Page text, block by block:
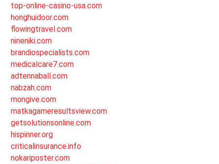
top-online-casino-usa.com
honghuidoor.com
flowingtravel.com
nineniki.com
brandiospecialists.com
medicalcare7.com
adtennaball.com
nabzah.com
mongive.com
matkagameresultsview.com
getsolutionsonline.com
hispinner.org
criticalinsurance.info
nokariposter.com